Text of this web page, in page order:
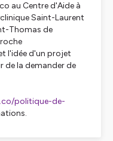
au Centre d'Aide à
Saint-Laurent
Thomas de
l'idée d'un projet
la demander de
politique-de-